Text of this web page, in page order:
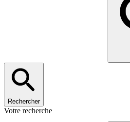
Rechercher
Votre recherche